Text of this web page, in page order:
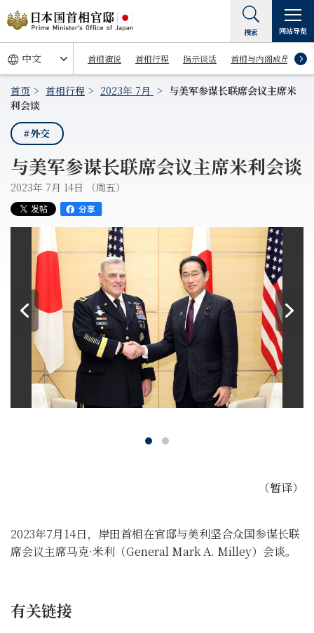
首相演说 首相行程 指示谈话 首相与内阁成员
搜索 网站导览
首页 首相行程 2023年 7月
与美军参谋长联席会议主席米
利会谈
#外交
与美军参谋长联席会议主席米利会谈
2023年 7月 14日 （周五）
（暂译）
2023年7月14日，岸田首相在官邸与美利坚合众国参谋长联
席会议主席马克·米利（General Mark A. Milley）会谈。
有关链接